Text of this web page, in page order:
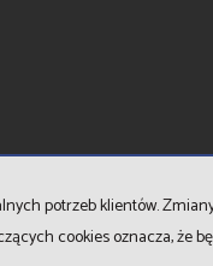
potrzeb klientów.
cookies oznacza, że